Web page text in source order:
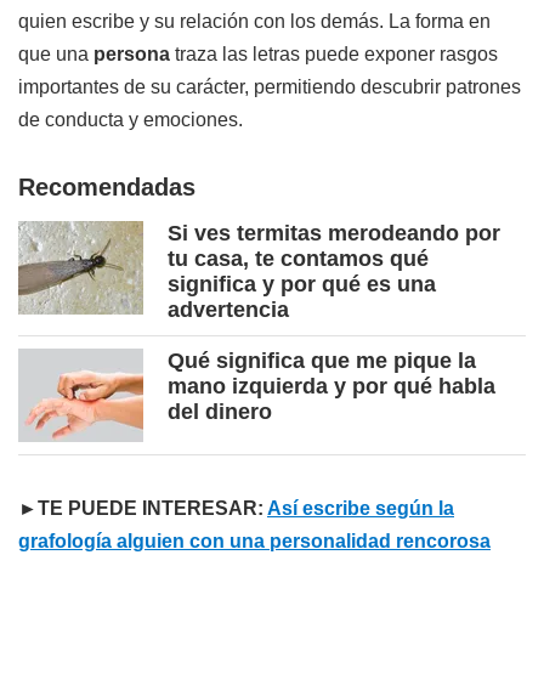
quien escribe y su relación con los demás. La forma en
que una persona traza las letras puede exponer rasgos
importantes de su carácter, permitiendo descubrir patrones
de conducta y emociones.
Recomendadas
Si ves termitas merodeando por
tu casa, te contamos qué
significa y por qué es una
advertencia
Qué significa que me pique la
mano izquierda y por qué habla
del dinero
►TE PUEDE INTERESAR: Así escribe según la
grafología alguien con una personalidad rencorosa